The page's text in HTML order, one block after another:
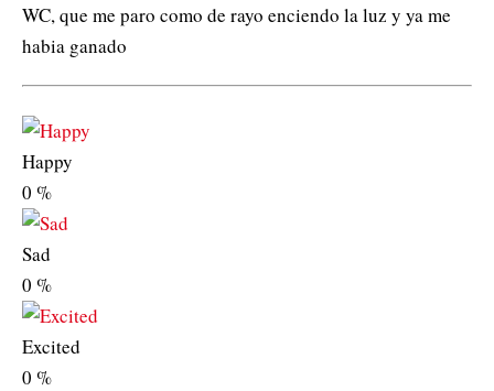
WC, que me paro como de rayo enciendo la luz y ya me
habia ganado
Happy
0 %
Sad
0 %
Excited
0 %